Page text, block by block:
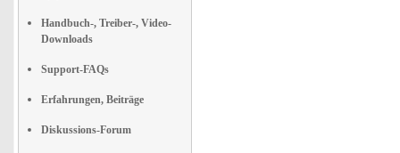
Handbuch-, Treiber-, Video-
Downloads
Support-FAQs
Erfahrungen, Beiträge
Diskussions-Forum